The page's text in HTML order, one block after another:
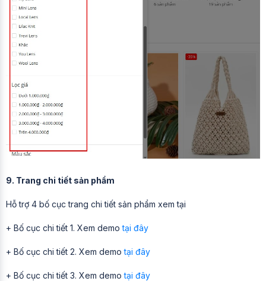
9. Trang chi tiết sản phẩm
Hỗ trợ 4 bố cục trang chi tiết sản phẩm xem tại
+ Bố cục chi tiết 1. Xem demotại đây
+ Bố cục chi tiết 2. Xem demotại đây
+ Bố cục chi tiết 3. Xem demotại đây